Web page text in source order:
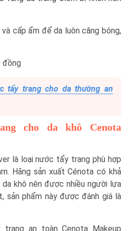
cấp ẩm để da luôn căng bóng,
đồng
tẩy trang cho da thường an
cho da khô Cenota
là loại nước tẩy trang phù hợp
Hãng sản xuất Cénota có khả
da khô nên được nhiều người lựa
sản phẩm này được đánh giá là
trang an toàn Cenota Makeup